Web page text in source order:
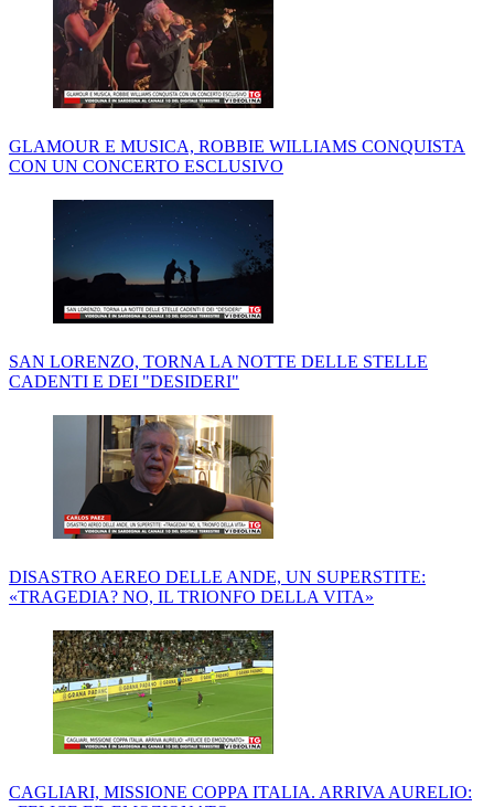
GLAMOUR E MUSICA, ROBBIE WILLIAMS CONQUISTA
CON UN CONCERTO ESCLUSIVO
SAN LORENZO, TORNA LA NOTTE DELLE STELLE
CADENTI E DEI "DESIDERI"
DISASTRO AEREO DELLE ANDE, UN SUPERSTITE:
«TRAGEDIA? NO, IL TRIONFO DELLA VITA»
CAGLIARI, MISSIONE COPPA ITALIA. ARRIVA AURELIO: